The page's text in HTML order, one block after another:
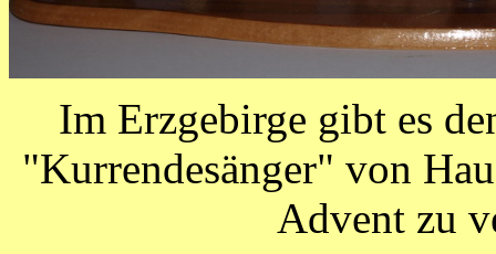
Im Erzgebirge gibt es
"Kurrendesänger" von
Advent zu